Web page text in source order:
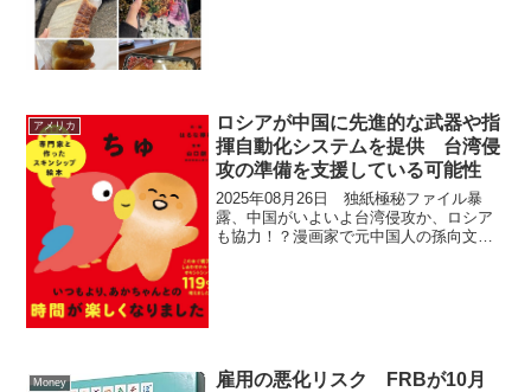
アメリカ
ロシアが中国に先進的な武器や指
揮自動化システムを提供 台湾侵
攻の準備を支援している可能性
2025年08月26日 独紙極秘ファイル暴
露、中国がいよいよ台湾侵攻か、ロシア
も協力！？漫画家で元中国人の孫向文氏
Money
雇用の悪化リスク FRBが10月